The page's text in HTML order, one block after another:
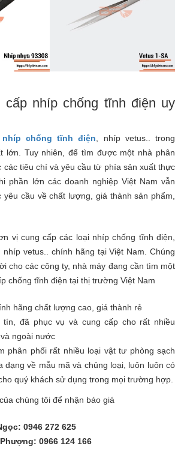
nhíp chống tĩnh điện uy
nhíp chống tĩnh điện , nhíp vetus.. trong
lớn. Tuy nhiên, để tìm được một nhà phân
các tiêu chí và yêu cầu từ phía sản xuất thực
phần lớn các doanh nghiệp Việt Nam vẫn
cầu về chất lượng, giá thành sản phẩm,
vị cung cấp các loại nhíp chống tĩnh điện,
vetus.. chính hãng tại Việt Nam. Chúng
cho các công ty, nhà máy đang cần tìm một
chống tĩnh điện tại thị trường Việt Nam
hãng chất lượng cao, giá thành rẻ
đã phục vụ và cung cấp cho rất nhiều
ngoài nước
phân phối rất nhiều loại vật tư phòng sạch
dạng về mẫu mã và chủng loại, luôn luôn có
quý khách sử dụng trong mọi trường hợp.
chúng tôi để nhận báo giá
0946 272 625
0966 124 166